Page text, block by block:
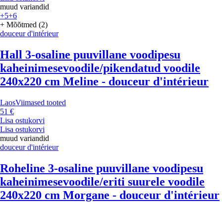
muud variandid
+5+6
+ Mõõtmed (2)
douceur d'intérieur
Hall 3-osaline puuvillane voodipesu
kaheinimesevoodile/pikendatud voodile
240x220 cm Meline - douceur d'intérieur
LaosViimased tooted
51 €
Lisa ostukorvi
Lisa ostukorvi
muud variandid
douceur d'intérieur
Roheline 3-osaline puuvillane voodipesu
kaheinimesevoodile/eriti suurele voodile
240x220 cm Morgane - douceur d'intérieur